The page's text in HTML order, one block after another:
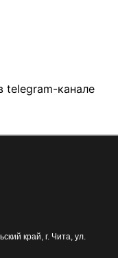
telegram-канале
край, г. Чита, ул.